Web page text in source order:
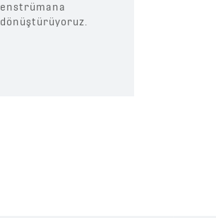
enstrümana
dönüştürüyoruz.